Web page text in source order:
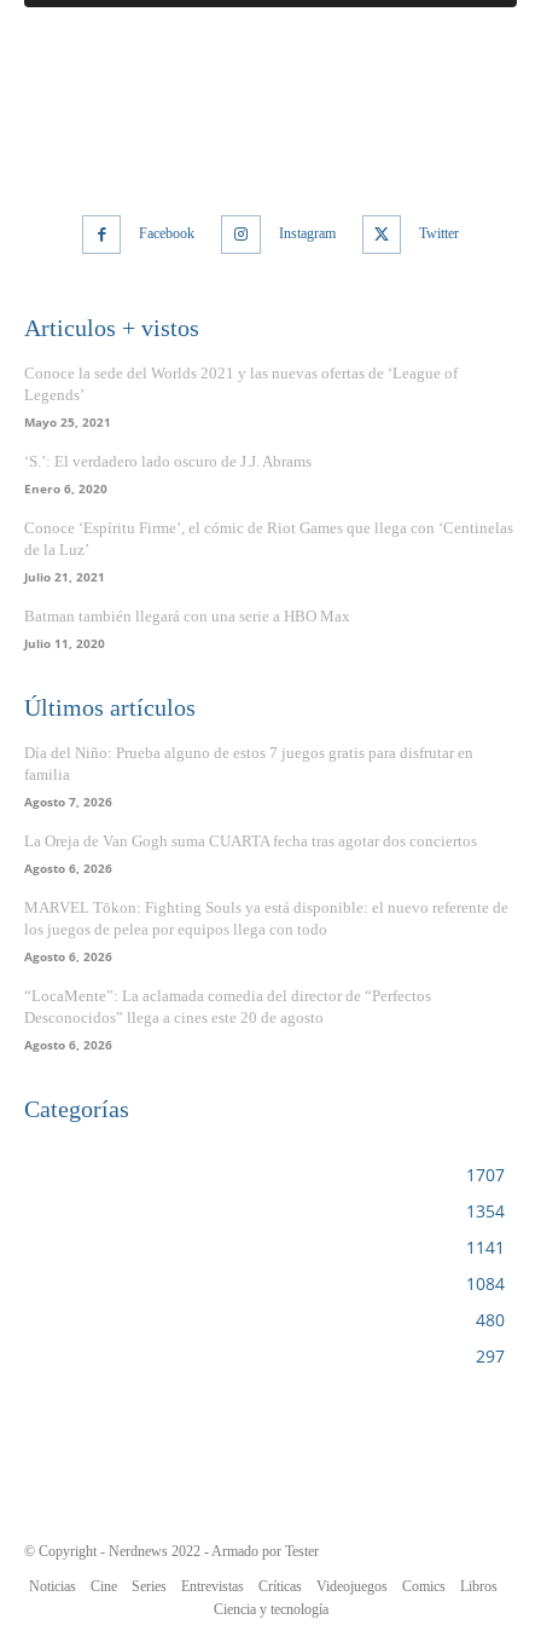
Facebook Instagram Twitter
Articulos + vistos
Conoce la sede del Worlds 2021 y las nuevas ofertas de ‘League of
Legends’
Mayo 25, 2021
‘S.’: El verdadero lado oscuro de J.J. Abrams
Enero 6, 2020
Conoce ‘Espíritu Firme’, el cómic de Riot Games que llega con ‘Centinelas
de la Luz’
Julio 21, 2021
Batman también llegará con una serie a HBO Max
Julio 11, 2020
Últimos artículos
Día del Niño: Prueba alguno de estos 7 juegos gratis para disfrutar en
familia
Agosto 7, 2026
La Oreja de Van Gogh suma CUARTA fecha tras agotar dos conciertos
Agosto 6, 2026
MARVEL Tōkon: Fighting Souls ya está disponible: el nuevo referente de
los juegos de pelea por equipos llega con todo
Agosto 6, 2026
“LocaMente”: La aclamada comedia del director de “Perfectos
Desconocidos” llega a cines este 20 de agosto
Agosto 6, 2026
Categorías
1707
1354
1141
1084
480
297
© Copyright - Nerdnews 2022 - Armado por Tester
Noticias Cine Series Entrevistas Críticas Videojuegos Comics
Libros
Ciencia y tecnología